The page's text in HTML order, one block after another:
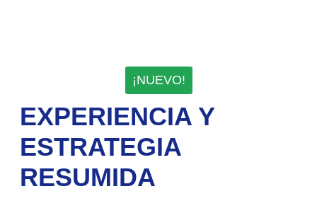
¡NUEVO!
EXPERIENCIA Y
ESTRATEGIA
RESUMIDA